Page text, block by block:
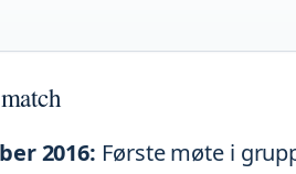
2016: Første møte i